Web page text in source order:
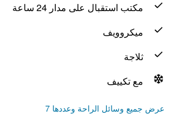
مكتب استقبال على مدار 24 ساعة
ميكروويف
ثلاجة
مع تكييف
عرض جميع وسائل الراحة وعددها 7